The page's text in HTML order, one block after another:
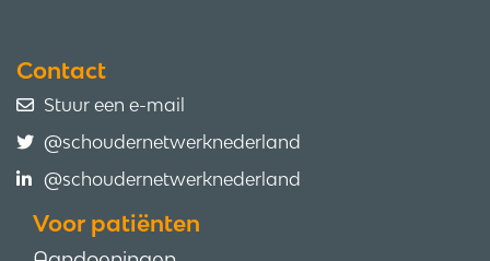
Contact
Stuur een e-mail
@schoudernetwerknederland
@schoudernetwerknederland
Voor patiënten